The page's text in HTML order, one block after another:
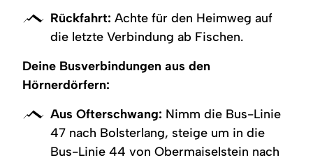
Rückfahrt: Achte für den Heimweg auf
die letzte Verbindung ab Fischen.
Deine Busverbindungen aus den
Hörnerdörfern:
Aus Ofterschwang: Nimm die Bus-Linie
47 nach Bolsterlang, steige um in die
Bus-Linie 44 von Obermaiselstein nach